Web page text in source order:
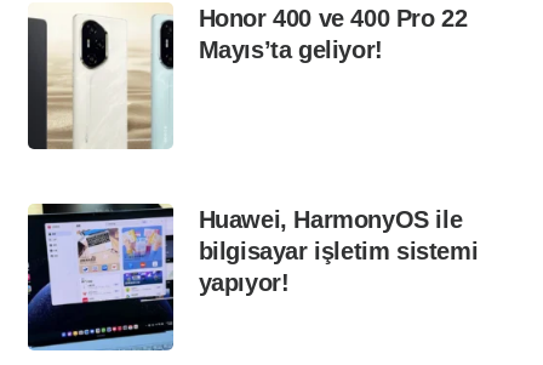
Honor 400 ve 400 Pro 22
Mayıs’ta geliyor!
Huawei, HarmonyOS ile
bilgisayar işletim sistemi
yapıyor!